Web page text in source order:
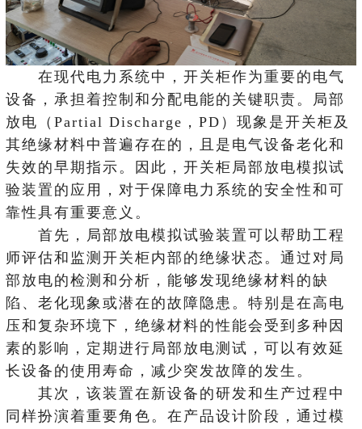
在现代电力系统中，开关柜作为重要的电气
设备，承担着控制和分配电能的关键职责。局部
放电（Partial Discharge，PD）现象是开关柜及
其绝缘材料中普遍存在的，且是电气设备老化和
失效的早期指示。因此，开关柜局部放电模拟试
验装置的应用，对于保障电力系统的安全性和可
靠性具有重要意义。
首先，局部放电模拟试验装置可以帮助工程
师评估和监测开关柜内部的绝缘状态。通过对局
部放电的检测和分析，能够发现绝缘材料的缺
陷、老化现象或潜在的故障隐患。特别是在高电
压和复杂环境下，绝缘材料的性能会受到多种因
素的影响，定期进行局部放电测试，可以有效延
长设备的使用寿命，减少突发故障的发生。
其次，该装置在新设备的研发和生产过程中
同样扮演着重要角色。在产品设计阶段，通过模